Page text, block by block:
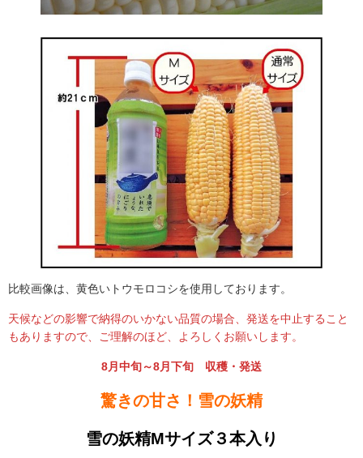
皆様の心いきを大切にいただきました
届いてすぐに食べたくレンチンして食べてしまったので、
残念ながら生でかじることはできませんでした。次回はそ
くておいしかったです。写真を見ると遠～くまでトウモロ
コシの畑です […]
比較画像は、黄色いトウモロコシを使用しております。
天候などの影響で納得のいかない品質の場合、発送を中止すること
もありますので、ご理解のほど、よろしくお願いします。
8月中旬～8月下旬 収穫・発送
驚きの甘さ！雪の妖精
雪の妖精Mサイズ３本入り